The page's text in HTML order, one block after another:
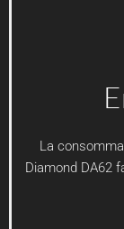
La
Diamond DA62